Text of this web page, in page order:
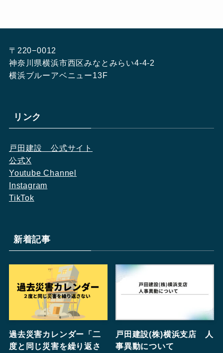
〒220−0012
神奈川県横浜市西区みなとみらい4-4-2
横浜ブルーアベニュー13F
リンク
戸田建設　公式サイト
公式X
Youtube Channel
Instagram
TikTok
新着記事
過去災害カレンダー「二
度と同じ災害を繰り返さ
戸田建設(株)横浜支店 人
事異動について